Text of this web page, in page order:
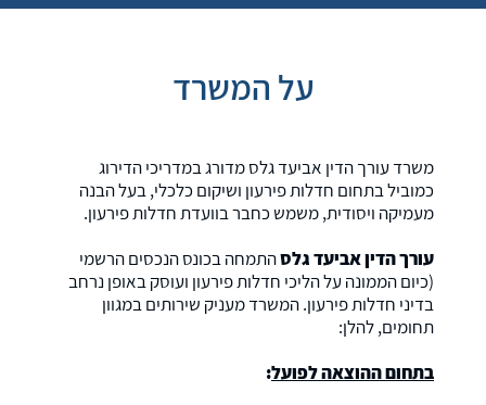
על המשרד
משרד עורך הדין אביעד גלס מדורג במדריכי הדירוג
כמוביל בתחום חדלות פירעון ושיקום כלכלי, בעל הבנה
מעמיקה ויסודית, משמש כחבר בוועדת חדלות פירעון.
עורך הדין אביעד גלסהתמחה בכונס הנכסים הרשמי
(כיום הממונה על הליכי חדלות פירעון ועוסק באופן נרחב
בדיני חדלות פירעון. המשרד מעניק שירותים במגוון
תחומים, להלן:
בתחום ההוצאה לפועל: